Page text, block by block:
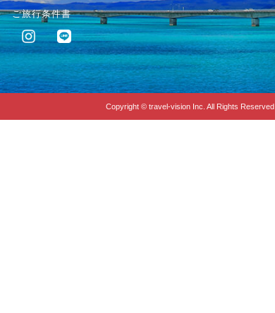
ご旅行条件書
Copyright © travel-vision Inc. All Rights Reserved